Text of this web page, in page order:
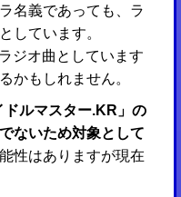
名義であっても、ラ
しています。
ジオ曲としています
かもしれません。
ドルマスター.KR」の
ないため対象として
性はありますが現在